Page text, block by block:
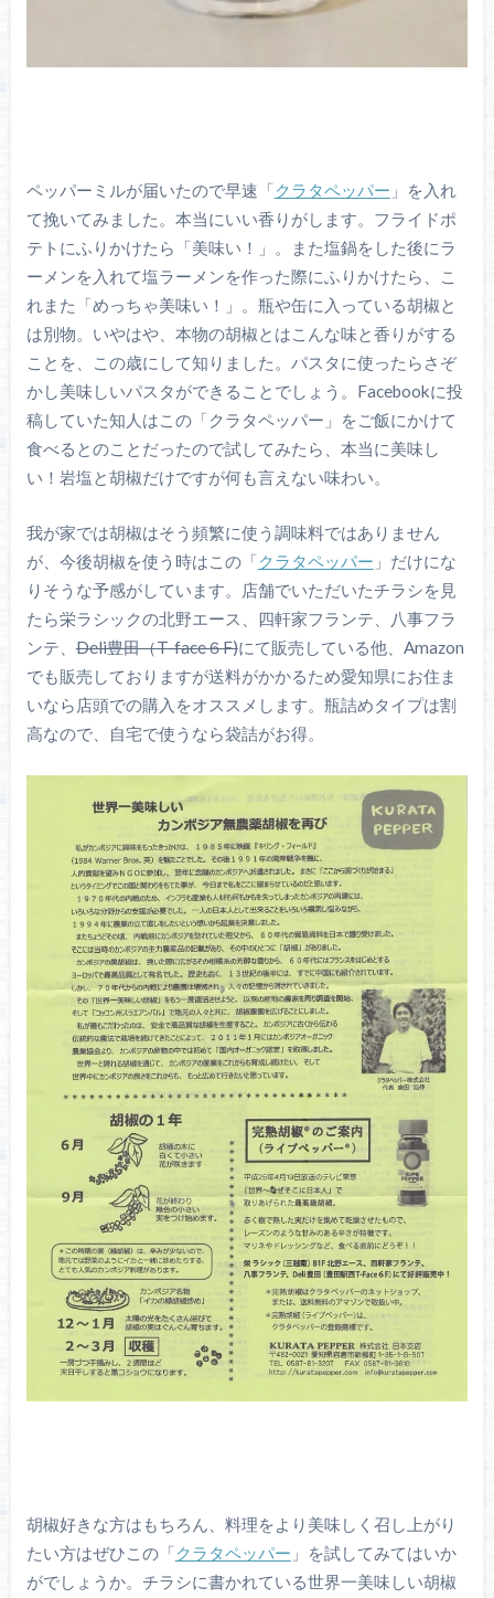
ペッパーミルが届いたので早速「クラタペッパー 」を入れ
て挽いてみました。本当にいい香りがします。フライドポ
テトにふりかけたら「美味い！」。また塩鍋をした後にラ
ーメンを入れて塩ラーメンを作った際にふりかけたら、こ
れまた「めっちゃ美味い！」。瓶や缶に入っている胡椒と
は別物。いやはや、本物の胡椒とはこんな味と香りがする
ことを、この歳にして知りました。パスタに使ったらさぞ
かし美味しいパスタができることでしょう。Facebookに投
稿していた知人はこの「クラタペッパー」をご飯にかけて
食べるとのことだったので試してみたら、本当に美味し
い！岩塩と胡椒だけですが何も言えない味わい。
我が家では胡椒はそう頻繁に使う調味料ではありません
が、今後胡椒を使う時はこの「クラタペッパー 」だけにな
りそうな予感がしています。店舗でいただいたチラシを見
たら栄ラシックの北野エース、四軒家フランテ、八事フラ
ンテ、Deli豊田（T-face６F)にて販売している他、Amazon
でも販売しておりますが送料がかかるため愛知県にお住ま
いなら店頭での購入をオススメします。瓶詰めタイプは割
高なので、自宅で使うなら袋詰がお得。
胡椒好きな方はもちろん、料理をより美味しく召し上がり
たい方はぜひこの「クラタペッパー 」を試してみてはいか
がでしょうか。チラシに書かれている世界一美味しい胡椒